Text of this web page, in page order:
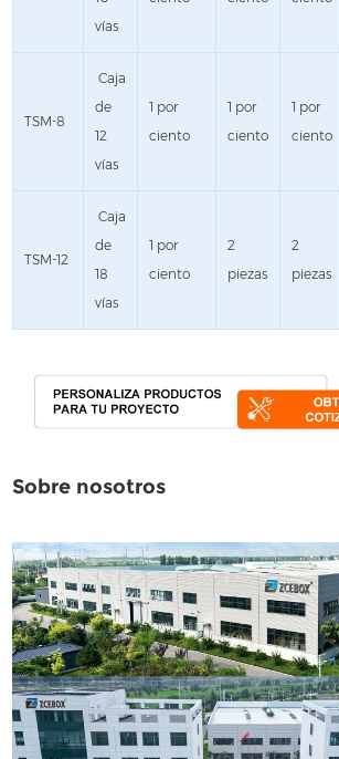
vías
TSM-8
Caja
de
12
vías
1 por
ciento
1 por
ciento
1 por
ciento
TSM-12
Caja
de
18
vías
1 por
ciento
2
piezas
2
piezas
Sobre nosotros